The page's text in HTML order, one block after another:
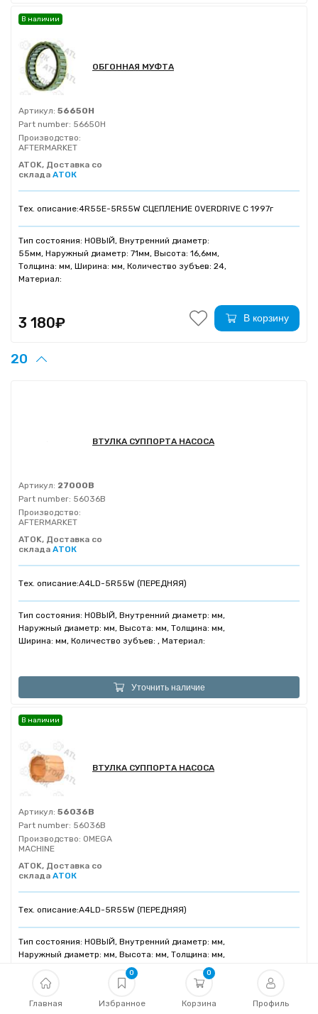
Главная
0
Избранное
0
Корзина Профиль
ОБГОННАЯ МУФТА
Артикул: 56650H
Part number: 56650H
Производство:
AFTERMARKET
ATOK, Доставка со
склада АТОК
Тех. описание:4R55E-5R55W СЦЕПЛЕНИЕ OVERDRIVE C 1997г
Тип состояния: НОВЫЙ, Внутренний диаметр:
55мм, Наружный диаметр: 71мм, Высота: 16,6мм,
Толщина: мм, Ширина: мм, Количество зубъев: 24,
Материал:
В наличии
3 180₽ В корзину
20
ВТУЛКА СУППОРТА НАСОСА
Артикул: 27000B
Part number: 56036B
Производство:
AFTERMARKET
ATOK, Доставка со
склада АТОК
Тех. описание:A4LD-5R55W (ПЕРЕДНЯЯ)
Тип состояния: НОВЫЙ, Внутренний диаметр: мм,
Наружный диаметр: мм, Высота: мм, Толщина: мм,
Ширина: мм, Количество зубъев: , Материал:
Уточнить наличие
ВТУЛКА СУППОРТА НАСОСА
Артикул: 56036B
Part number: 56036B
Производство: OMEGA
MACHINE
ATOK, Доставка со
склада АТОК
Тех. описание:A4LD-5R55W (ПЕРЕДНЯЯ)
Тип состояния: НОВЫЙ, Внутренний диаметр: мм,
Наружный диаметр: мм, Высота: мм, Толщина: мм,
Ширина: мм, Количество зубъев: , Материал:
В наличии
В корзину